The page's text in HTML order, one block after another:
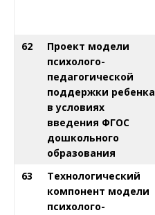
62
Проект модели
психолого-
педагогической
поддержки ребенка
в условиях
введения ФГОС
дошкольного
образования
63
Технологический
компонент модели
психолого-